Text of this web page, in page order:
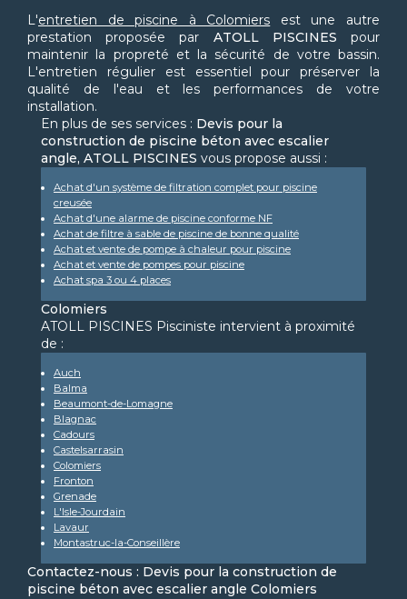
L'entretien de piscine à Colomiers est une autre
prestation proposée par ATOLL PISCINES pour
maintenir la propreté et la sécurité de votre bassin.
L'entretien régulier est essentiel pour préserver la
qualité de l'eau et les performances de votre
installation.
En plus de ses services : Devis pour la
construction de piscine béton avec escalier
angle, ATOLL PISCINES vous propose aussi :
Achat d'un système de filtration complet pour piscine
creusée
Achat d'une alarme de piscine conforme NF
Achat de filtre à sable de piscine de bonne qualité
Achat et vente de pompe à chaleur pour piscine
Achat et vente de pompes pour piscine
Achat spa 3 ou 4 places
Colomiers
ATOLL PISCINES Pisciniste intervient à proximité
de :
Auch
Balma
Beaumont-de-Lomagne
Blagnac
Cadours
Castelsarrasin
Colomiers
Fronton
Grenade
L'Isle-Jourdain
Lavaur
Montastruc-la-Conseillère
Contactez-nous : Devis pour la construction de
piscine béton avec escalier angle Colomiers